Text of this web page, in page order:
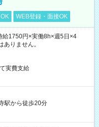
WEB登録・面接OK
1750円×実働8h×週5日×4
りません。
実費支給
駅から徒歩20分